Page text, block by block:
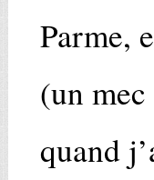
Parme,
(un
quand